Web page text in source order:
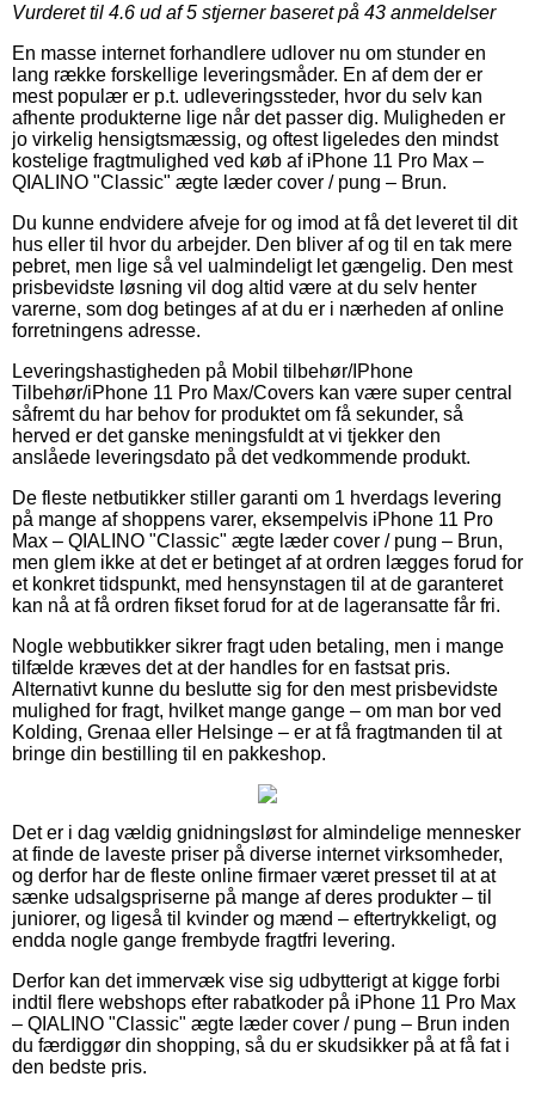
Vurderet til 4.6 ud af 5 stjerner baseret på 43 anmeldelser
En masse internet forhandlere udlover nu om stunder en
lang række forskellige leveringsmåder. En af dem der er
mest populær er p.t. udleveringssteder, hvor du selv kan
afhente produkterne lige når det passer dig. Muligheden er
jo virkelig hensigtsmæssig, og oftest ligeledes den mindst
kostelige fragtmulighed ved køb af iPhone 11 Pro Max –
QIALINO "Classic" ægte læder cover / pung – Brun.
Du kunne endvidere afveje for og imod at få det leveret til dit
hus eller til hvor du arbejder. Den bliver af og til en tak mere
pebret, men lige så vel ualmindeligt let gængelig. Den mest
prisbevidste løsning vil dog altid være at du selv henter
varerne, som dog betinges af at du er i nærheden af online
forretningens adresse.
Leveringshastigheden på Mobil tilbehør/IPhone
Tilbehør/iPhone 11 Pro Max/Covers kan være super central
såfremt du har behov for produktet om få sekunder, så
herved er det ganske meningsfuldt at vi tjekker den
anslåede leveringsdato på det vedkommende produkt.
De fleste netbutikker stiller garanti om 1 hverdags levering
på mange af shoppens varer, eksempelvis iPhone 11 Pro
Max – QIALINO "Classic" ægte læder cover / pung – Brun,
men glem ikke at det er betinget af at ordren lægges forud for
et konkret tidspunkt, med hensynstagen til at de garanteret
kan nå at få ordren fikset forud for at de lageransatte får fri.
Nogle webbutikker sikrer fragt uden betaling, men i mange
tilfælde kræves det at der handles for en fastsat pris.
Alternativt kunne du beslutte sig for den mest prisbevidste
mulighed for fragt, hvilket mange gange – om man bor ved
Kolding, Grenaa eller Helsinge – er at få fragtmanden til at
bringe din bestilling til en pakkeshop.
Det er i dag vældig gnidningsløst for almindelige mennesker
at finde de laveste priser på diverse internet virksomheder,
og derfor har de fleste online firmaer været presset til at at
sænke udsalgspriserne på mange af deres produkter – til
juniorer, og ligeså til kvinder og mænd – eftertrykkeligt, og
endda nogle gange frembyde fragtfri levering.
Derfor kan det immervæk vise sig udbytterigt at kigge forbi
indtil flere webshops efter rabatkoder på iPhone 11 Pro Max
– QIALINO "Classic" ægte læder cover / pung – Brun inden
du færdiggør din shopping, så du er skudsikker på at få fat i
den bedste pris.